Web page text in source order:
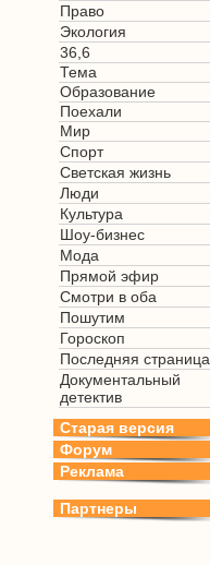
Право
Экология
36,6
Тема
Образование
Поехали
Мир
Спорт
Светская жизнь
Люди
Культура
Шоу-бизнес
Мода
Прямой эфир
Смотри в оба
Пошутим
Гороскоп
Последняя страница
Документальный
детектив
Старая версия
Форум
Реклама
Партнеры